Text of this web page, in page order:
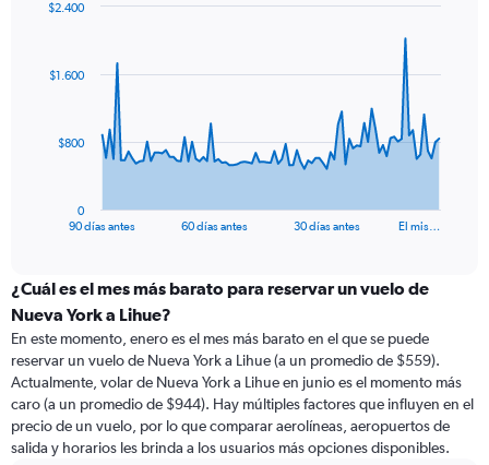
data
The
categories.
Range:
categories.
The
chart
has
1
Y
90 días antes 60 días antes 30 días antes El mis…
0
$800
$1.600
$2.400
¿Cuál es el mes más barato para reservar un vuelo de
Nueva York a Lihue?
En este momento, enero es el mes más barato en el que se puede
reservar un vuelo de Nueva York a Lihue (a un promedio de $559).
Actualmente, volar de Nueva York a Lihue en junio es el momento más
caro (a un promedio de $944). Hay múltiples factores que influyen en el
precio de un vuelo, por lo que comparar aerolíneas, aeropuertos de
salida y horarios les brinda a los usuarios más opciones disponibles.